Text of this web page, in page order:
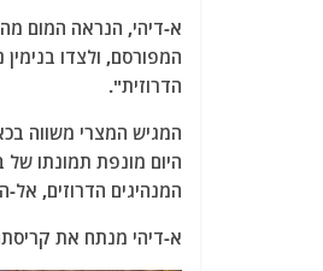
א-דיהי, הנראה המום
המפורסם, ולצדו
הדרוזית".
המגיש המצרי משווה
היום מונפת תמונתו
המנהיגים הדרוזים, אל-
א-דיהי מנתח את